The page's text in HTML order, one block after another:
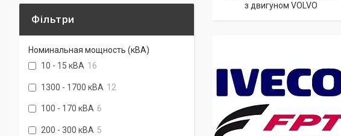
з двигуном VOLVO
Фільтри
Номинальная мощность (кВА)
10 - 15 кВА 16
1300 - 1700 кВА 12
100 - 170 кВА 6
200 - 300 кВА 5